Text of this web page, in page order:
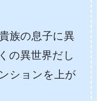
族の息子に異
の異世界だし
ションを上が